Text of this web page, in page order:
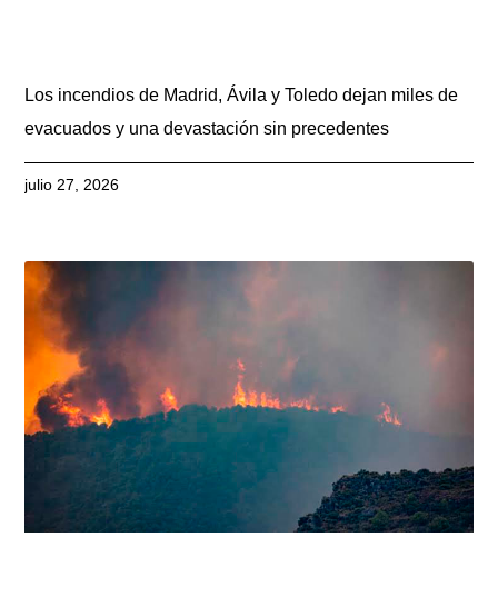
Los incendios de Madrid, Ávila y Toledo dejan miles de
evacuados y una devastación sin precedentes
julio 27, 2026